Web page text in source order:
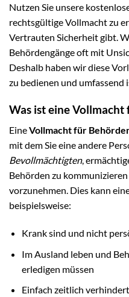
Nutzen Sie unsere
rechtsgültige Vollmacht zu
Vertrauten Sicherheit gibt.
Behördengänge oft mit
Deshalb haben wir diese
zu bedienen und umfassend
Was ist eine Vollmacht
EineVollmacht für
mit dem Sie eine andere
Bevollmächtigten,
Behörden zu
vorzunehmen. Dies kann
beispielsweise:
Krank sind und nicht
Im Ausland leben und
erledigen müssen
Einfach zeitlich